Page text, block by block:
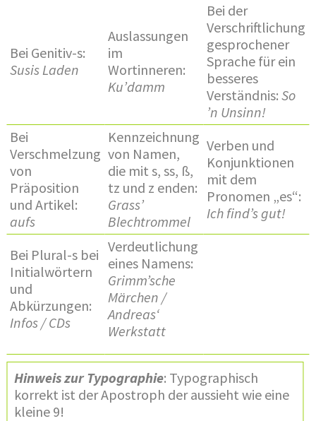
Bei Genitiv-s:
Susis Laden
Auslassungen
im
Wortinneren:
Ku’damm
Bei der
Verschriftlichung
gesprochener
Sprache für ein
besseres
Verständnis: So
’n Unsinn!
Bei
Verschmelzung
von
Präposition
und Artikel:
aufs
Kennzeichnung
von Namen,
die mit s, ss, ß,
tz und z enden:
Grass’
Blechtrommel
Verben und
Konjunktionen
mit dem
Pronomen „es“:
Ich find’s gut!
Bei Plural-s bei
Initialwörtern
und
Abkürzungen:
Infos / CDs
Verdeutlichung
eines Namens:
Grimm’sche
Märchen /
Andreas‘
Werkstatt
Hinweis zur Typographie: Typographisch
korrekt ist der Apostroph der aussieht wie eine
kleine 9!